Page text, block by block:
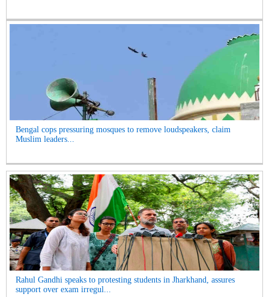
Bengal cops pressuring mosques to remove loudspeakers, claim
Muslim leaders...
Rahul Gandhi speaks to protesting students in Jharkhand, assures
support over exam irregul...